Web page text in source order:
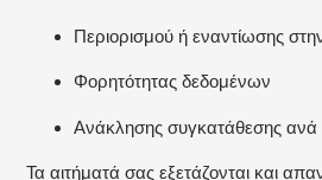
Περιορισμού ή εναντίωσης
Φορητότητας δεδομένων
Ανάκλησης συγκατάθεσης ανά
Τα αιτήματά σας εξετάζονται και